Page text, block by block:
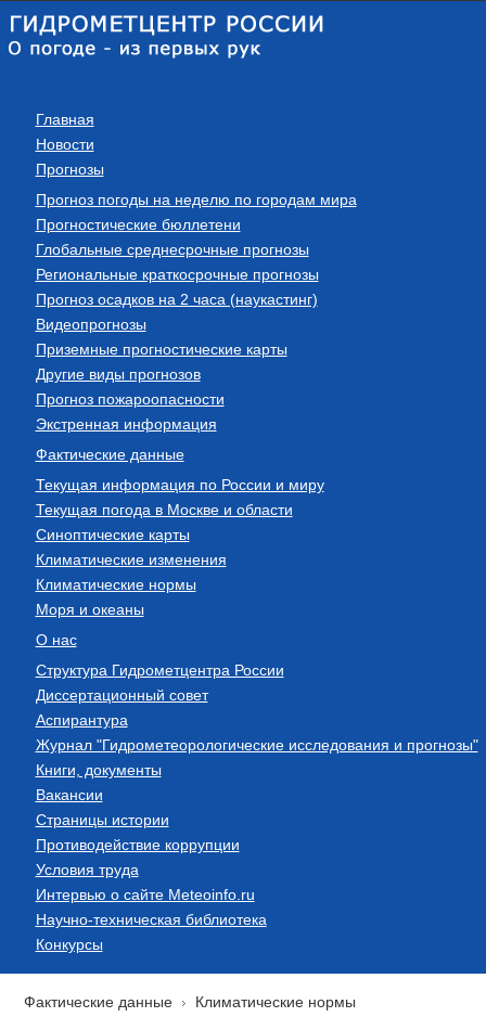
Главная
Новости
Прогнозы
Прогноз погоды на неделю по городам мира
Прогностические бюллетени
Глобальные среднесрочные прогнозы
Региональные краткосрочные прогнозы
Прогноз осадков на 2 часа (наукастинг)
Видеопрогнозы
Приземные прогностические карты
Другие виды прогнозов
Прогноз пожароопасности
Экстренная информация
Фактические данные
Текущая информация по России и миру
Текущая погода в Москве и области
Синоптические карты
Климатические изменения
Климатические нормы
Моря и океаны
О нас
Структура Гидрометцентра России
Диссертационный совет
Аспирантура
Журнал "Гидрометеорологические исследования и прогнозы"
Книги, документы
Вакансии
Страницы истории
Противодействие коррупции
Условия труда
Интервью о сайте Meteoinfo.ru
Научно-техническая библиотека
Конкурсы
Фактические данные Климатические нормы